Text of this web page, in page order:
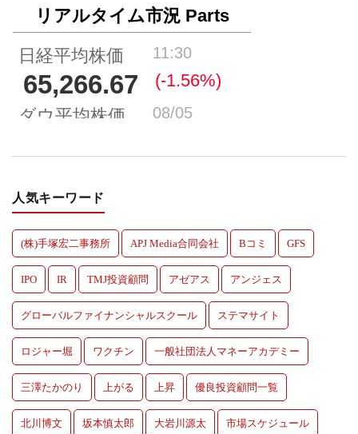
人気キーワード
(株)手塚宏二事務所 APJ Media合同会社 Bコミ GFS
IPO IR TMJ投資顧問 アゼアス アンジェス
グローバルファイナンシャルスクール ステマサイト
ロジャー堀 ワクチン 一般社団法人マネーアカデミー
三澤たかのり 上がる 上昇 優良投資顧問一覧
北川博文 坂本慎太郎 大岩川源太 市場スケジュール